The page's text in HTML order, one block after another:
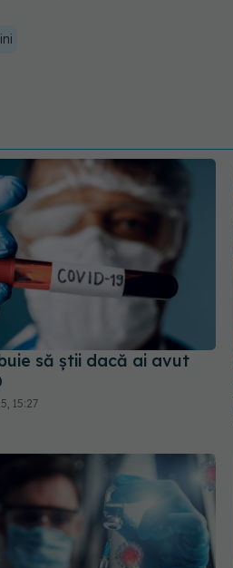
să știi dacă ai avut
15:27